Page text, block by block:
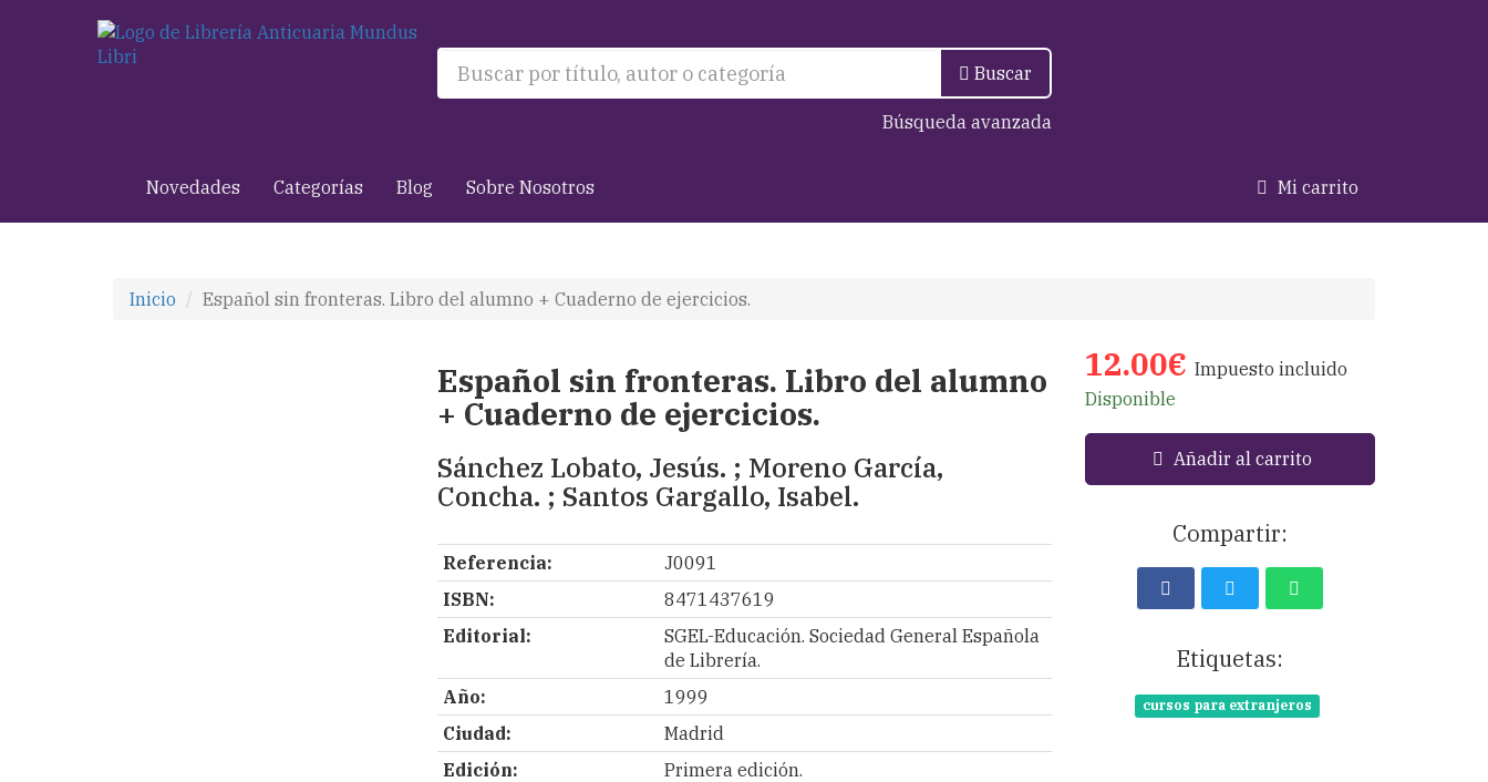
Buscar
Búsqueda avanzada
Novedades Categorías Blog Sobre Nosotros Mi carrito
Inicio Español sin fronteras. Libro del alumno + Cuaderno de ejercicios.
Español sin fronteras. Libro del alumno
+ Cuaderno de ejercicios.
Sánchez Lobato, Jesús. ; Moreno García,
Concha. ; Santos Gargallo, Isabel.
Referencia:
J0091
ISBN:
8471437619
Editorial:
SGEL-Educación. Sociedad General Española
de Librería.
Año:
1999
Ciudad:
Madrid
Edición:
Primera edición.
12.00€ Impuesto incluido
Disponible
Añadir al carrito
Compartir:
Etiquetas:
cursos para extranjeros